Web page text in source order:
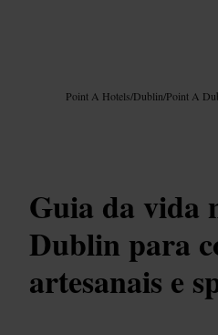
Point A Hotels/Dublin/Point A
Guia da vida
Dublin para
artesanais e